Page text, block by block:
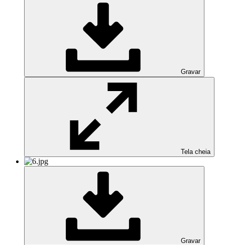
Gravar
Tela cheia
Gravar